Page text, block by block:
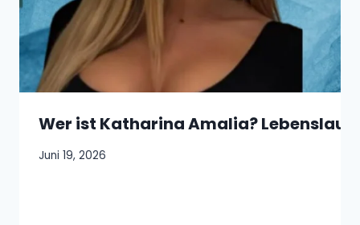
Wer ist Katharina Amalia?
Juni 19, 2026